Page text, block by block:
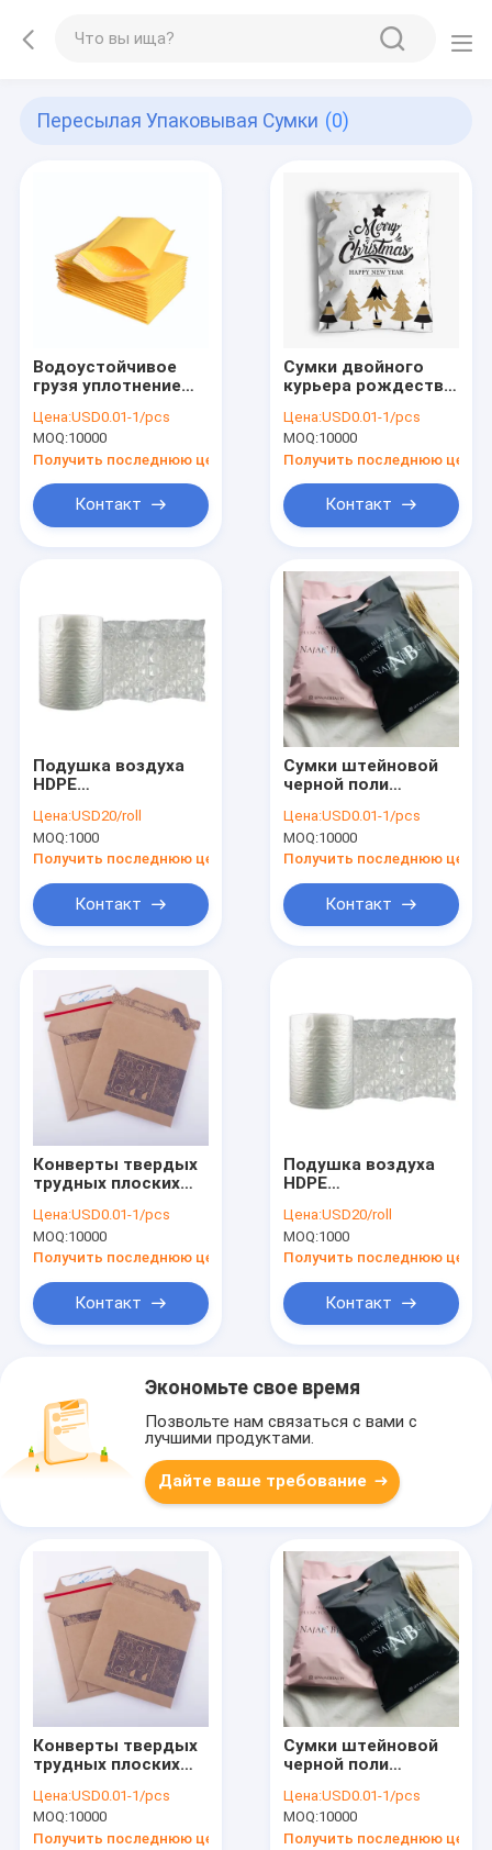
Пересылая Упаковывая Сумки (0)
Водоустойчивое
грузя уплотнение
личности
отправителей
пузыря охватывает
срочные сумки
Цена:USD0.01-1/pcs
MOQ:10000
Получить последнюю цену
Контакт
Сумки двойного
курьера рождества
пересылая
упаковывая с
логотипом
Цена:USD0.01-1/pcs
MOQ:10000
Получить последнюю цену
Контакт
Подушка воздуха
HDPE
раздувная
заполненная
упаковывая
воздушной
колонны
Цена:USD20/roll
MOQ:1000
Получить последнюю цену
Контакт
Сумки штейновой
черной поли
упаковывая для
пакета одежды
Цена:USD0.01-1/pcs
MOQ:10000
Получить последнюю цену
Контакт
Конверты твердых
трудных плоских
картона A4 A5 грузя
бумажные
пересылая сумку
Цена:USD0.01-1/pcs
MOQ:10000
Получить последнюю цену
Контакт
Подушка воздуха
HDPE
раздувная
заполненная
упаковывая
воздушной
колонны
Цена:USD20/roll
MOQ:1000
Получить последнюю цену
Контакт
Экономьте свое время
Позвольте нам связаться с вами с
лучшими продуктами.
Дайте ваше требование
Конверты твердых
трудных плоских
картона A4 A5 грузя
бумажные
пересылая сумку
Цена:USD0.01-1/pcs
MOQ:10000
Получить последнюю цену
Сумки штейновой
черной поли
упаковывая для
пакета одежды
Цена:USD0.01-1/pcs
MOQ:10000
Получить последнюю цену